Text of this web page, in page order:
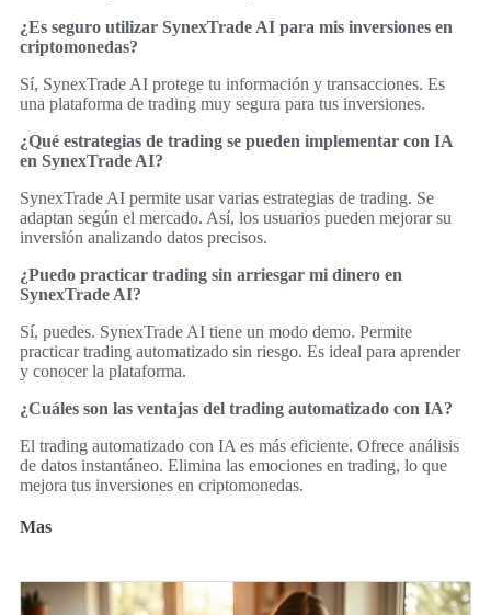
¿Es seguro utilizar SynexTrade AI para mis inversiones en
criptomonedas?
Sí, SynexTrade AI protege tu información y transacciones. Es
una plataforma de trading muy segura para tus inversiones.
¿Qué estrategias de trading se pueden implementar con IA
en SynexTrade AI?
SynexTrade AI permite usar varias estrategias de trading. Se
adaptan según el mercado. Así, los usuarios pueden mejorar su
inversión analizando datos precisos.
¿Puedo practicar trading sin arriesgar mi dinero en
SynexTrade AI?
Sí, puedes. SynexTrade AI tiene un modo demo. Permite
practicar trading automatizado sin riesgo. Es ideal para aprender
y conocer la plataforma.
¿Cuáles son las ventajas del trading automatizado con IA?
El trading automatizado con IA es más eficiente. Ofrece análisis
de datos instantáneo. Elimina las emociones en trading, lo que
mejora tus inversiones en criptomonedas.
Mas